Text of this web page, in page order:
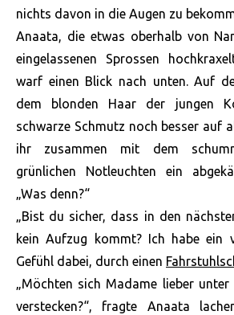
nichts davon in die Augen zu
Anaata, die etwas oberhalb von
eingelassenen Sprossen
warf einen Blick nach unten. Auf
dem blonden Haar der jungen
schwarze Schmutz noch besser auf
ihr zusammen mit dem
grünlichen Notleuchten ein
„Was denn?“
„Bist du sicher, dass in den
kein Aufzug kommt? Ich habe ein
Gefühl dabei, durch einen
„Möchten sich Madame lieber unter
verstecken?“, fragte Anaata